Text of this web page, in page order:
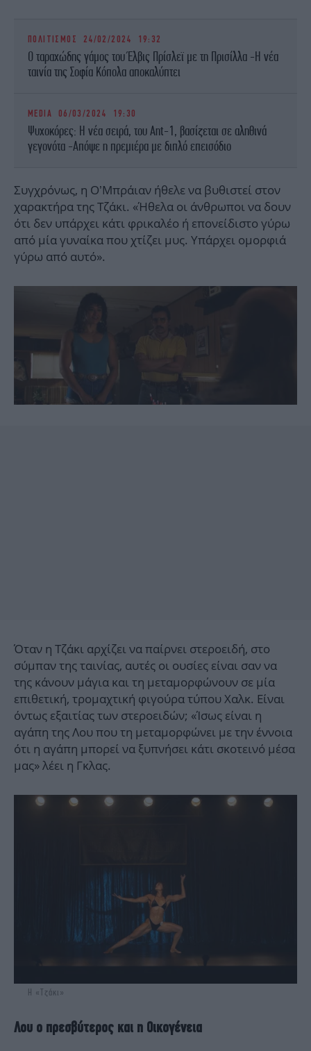
ΠΟΛΙΤΙΣΜΟΣ 24/02/2024 19:32
O ταραχώδης γάμος του Έλβις Πρίσλεϊ με τη Πρισίλλα -Η νέα
ταινία της Σοφία Κόπολα αποκαλύπτει
MEDIA 06/03/2024 19:30
Ψυχοκόρες: Η νέα σειρά, του Ant-1, βασίζεται σε αληθινά
γεγονότα -Απόψε η πρεμιέρα με διπλό επεισόδιο
Συγχρόνως, η Ο’Μπράιαν ήθελε να βυθιστεί στον
χαρακτήρα της Τζάκι. «Ήθελα οι άνθρωποι να δουν
ότι δεν υπάρχει κάτι φρικαλέο ή επονείδιστο γύρω
από μία γυναίκα που χτίζει μυς. Υπάρχει ομορφιά
γύρω από αυτό».
Όταν η Τζάκι αρχίζει να παίρνει στεροειδή, στο
σύμπαν της ταινίας, αυτές οι ουσίες είναι σαν να
της κάνουν μάγια και τη μεταμορφώνουν σε μία
επιθετική, τρομαχτική φιγούρα τύπου Χαλκ. Είναι
όντως εξαιτίας των στεροειδών; «Ίσως είναι η
αγάπη της Λου που τη μεταμορφώνει με την έννοια
ότι η αγάπη μπορεί να ξυπνήσει κάτι σκοτεινό μέσα
μας» λέει η Γκλας.
H «Τζάκι»
Λου ο πρεσβύτερος και η Οικογένεια